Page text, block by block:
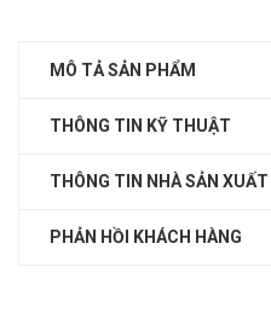
MÔ TẢ SẢN PHẨM
THÔNG TIN KỸ THUẬT
THÔNG TIN NHÀ SẢN XUẤT
PHẢN HỒI KHÁCH HÀNG